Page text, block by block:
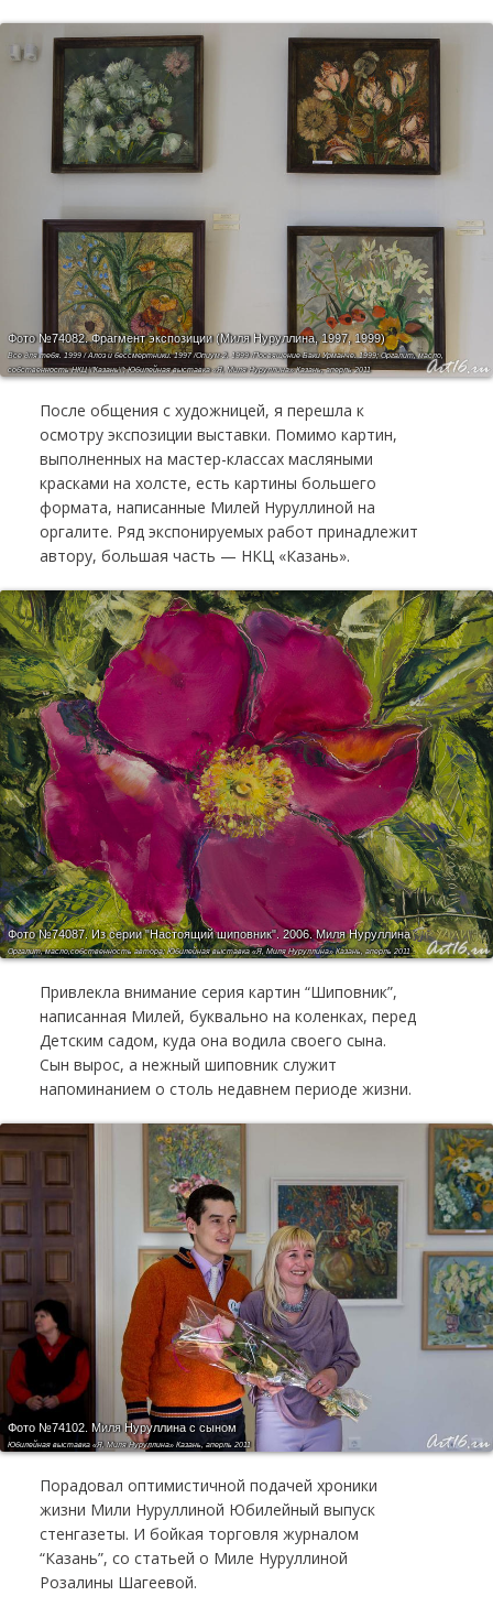
Фото №74082.Фрагмент экспозиции (Миля Нуруллина, 1997, 1999)
Все для тебя. 1999 / Алоэ и бессмертники. 1997 /Опиум-2. 1999 /Посвящение Баки Урманче. 1999; Оргалит, масло,
собственность НКЦ \"Казань\"; Юбилейная выставка «Я, Миля Нуруллина» Казань, аперль 2011
После общения с художницей, я перешла к
осмотру экспозиции выставки. Помимо картин,
выполненных на мастер-классах масляными
красками на холсте, есть картины большего
формата, написанные Милей Нуруллиной на
оргалите. Ряд экспонируемых работ принадлежит
автору, большая часть — НКЦ «Казань».
Фото №74087.Из серии "Настоящий шиповник". 2006. Миля Нуруллина
Оргалит, масло,собственность автора; Юбилейная выставка «Я, Миля Нуруллина» Казань, аперль 2011
Привлекла внимание серия картин “Шиповник”,
написанная Милей, буквально на коленках, перед
Детским садом, куда она водила своего сына.
Сын вырос, а нежный шиповник служит
напоминанием о столь недавнем периоде жизни.
Фото №74102. Миля Нуруллина с сыном
Юбилейная выставка «Я, Миля Нуруллина» Казань, аперль 2011
Порадовал оптимистичной подачей хроники
жизни Мили Нуруллиной Юбилейный выпуск
стенгазеты. И бойкая торговля журналом
“Казань”, со статьей о Миле Нуруллиной
Розалины Шагеевой.